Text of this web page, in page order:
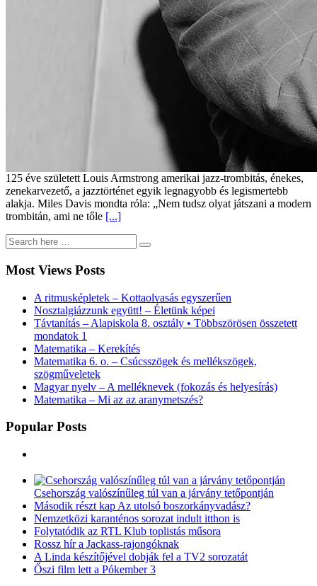
125 éve született Louis Armstrong amerikai jazz-trombitás, énekes,
zenekarvezető, a jazztörténet egyik legnagyobb és legismertebb
alakja. Miles Davis mondta róla: „Nem tudsz olyat játszani a modern
trombitán, ami ne tőle [...]
Most Views Posts
A ritmusképletek – Kottaolvasás egyszerűen
Nosztalgiázzunk együtt! – Életünk képei
Távtanítás – Alapiskola 8. osztály • Többszörösen összetett
mondatok 1
Matematika – Kerekítés
Matematika 6. o. – Csúcsszögek és mellékszögek,
szögműveletek
Magyar nyelv – A melléknevek (fokozás és helyesírás)
Matematika – Mi az az aranymetszés?
Popular Posts
Csehország valószínűleg túl van a járvány tetőpontján
Második részt kap Az utolsó boszorkányvadász?
Nemzetközi karanténos sorozat indult itthon is
Folytatódik az RTL Klub toplistás műsora
Rossz hír a Jackass-rajongóknak
A Linda készítőjével dobják fel a TV2 sorozatát
Őszi film lett a Pókember 3